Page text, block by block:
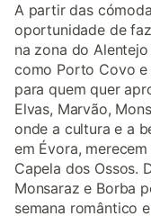
A partir das
oportunidade de
na zona do
como Porto Covo e
para quem quer
Elvas, Marvão,
onde a cultura e a
em Évora,
Capela dos Ossos.
Monsaraz e Borba
semana romântico